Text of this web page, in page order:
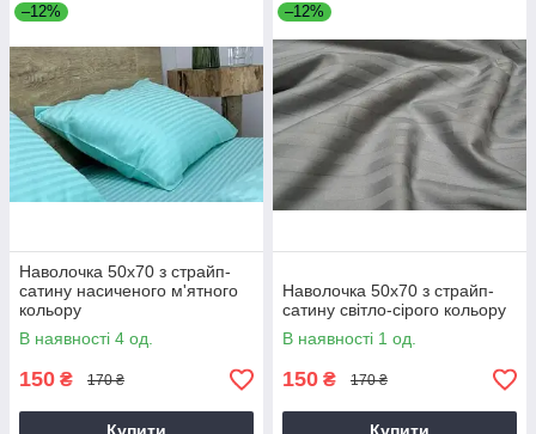
–12%
Наволочка 50х70 з страйп-
сатину насиченого м'ятного
кольору
В наявності 4 од.
150 ₴ 170 ₴
–12%
Наволочка 50х70 з страйп-
сатину світло-сірого кольору
В наявності 1 од.
150 ₴ 170 ₴